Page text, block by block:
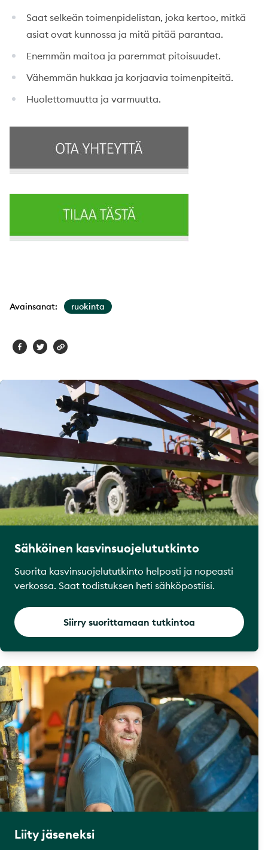
Saat selkeän toimenpidelistan, joka kertoo, mitkä
asiat ovat kunnossa ja mitä pitää parantaa.
Enemmän maitoa ja paremmat pitoisuudet.
Vähemmän hukkaa ja korjaavia toimenpiteitä.
Huolettomuutta ja varmuutta.
Avainsanat: ruokinta
Sähköinen kasvinsuojelututkinto
Suorita kasvinsuojelututkinto helposti ja nopeasti
verkossa. Saat todistuksen heti sähköpostiisi.
Siirry suorittamaan tutkintoa
Liity jäseneksi